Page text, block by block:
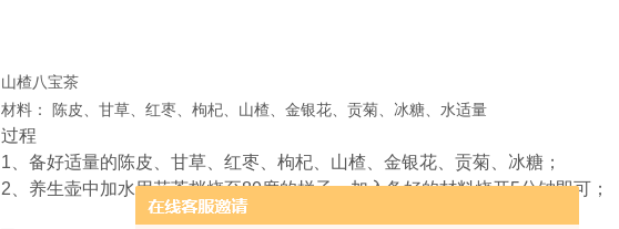
山楂八宝茶
材料： 陈皮、甘草、红枣、枸杞、山楂、金银花、贡菊、冰糖、水适量
过程
1、备好适量的陈皮、甘草、红枣、枸杞、山楂、金银花、贡菊、冰糖；
2、养生壶中加水用花茶档烧至80度的样子，加入备好的材料烧开5分钟即可；